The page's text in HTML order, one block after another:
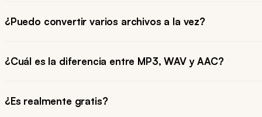
¿Puedo convertir varios archivos a la vez?
¿Cuál es la diferencia entre MP3, WAV y AAC?
¿Es realmente gratis?